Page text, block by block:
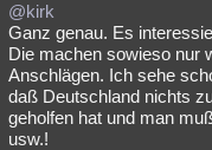
@kirk
Ganz genau. Es
Die machen sowieso nur
Anschlägen. Ich sehe
daß Deutschland nichts
geholfen hat und man
usw.!